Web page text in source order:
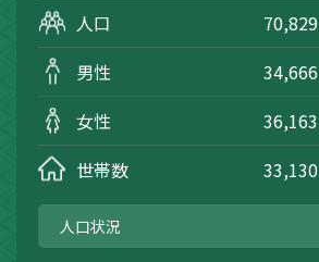
人口 70,829
男性
34,666
女性
36,163
世帯数
33,130
人口状況